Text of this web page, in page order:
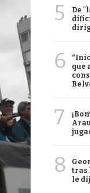
5
De
6
que
7
8
tras
le